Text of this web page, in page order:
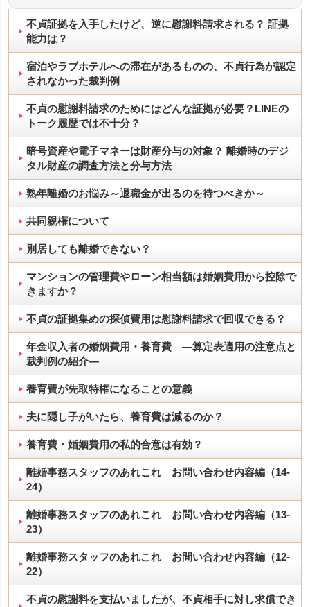
不貞証拠を入手したけど、逆に慰謝料請求される？ 証拠
能力は？
宿泊やラブホテルへの滞在があるものの、不貞行為が認定
されなかった裁判例
不貞の慰謝料請求のためにはどんな証拠が必要？LINEの
トーク履歴では不十分？
暗号資産や電子マネーは財産分与の対象？ 離婚時のデジ
タル財産の調査方法と分与方法
熟年離婚のお悩み～退職金が出るのを待つべきか～
共同親権について
別居しても離婚できない？
マンションの管理費やローン相当額は婚姻費用から控除で
きますか？
不貞の証拠集めの探偵費用は慰謝料請求で回収できる？
年金収入者の婚姻費用・養育費 ―算定表適用の注意点と
裁判例の紹介―
養育費が先取特権になることの意義
夫に隠し子がいたら、養育費は減るのか？
養育費・婚姻費用の私的合意は有効？
離婚事務スタッフのあれこれ お問い合わせ内容編（14-
24）
離婚事務スタッフのあれこれ お問い合わせ内容編（13-
23）
離婚事務スタッフのあれこれ お問い合わせ内容編（12-
22）
不貞の慰謝料を支払いましたが、不貞相手に対し求償でき